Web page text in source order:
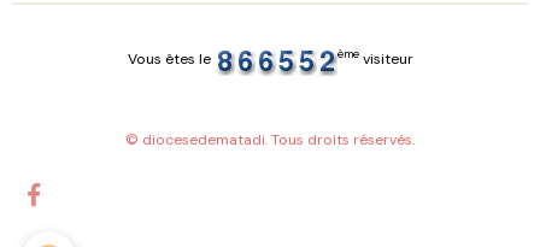
Vous êtes le èmevisiteur
© diocesedematadi. Tous droits réservés.